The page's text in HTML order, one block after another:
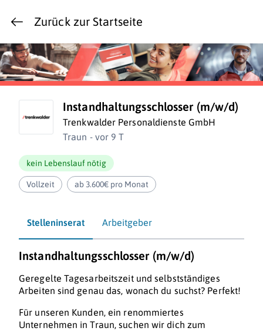
Zurück zur Startseite
Instandhaltungsschlosser (m/w/d)
Trenkwalder Personaldienste GmbH
Traun - vor 9 T
kein Lebenslauf nötig
Vollzeit ab 3.600€ pro Monat
Stelleninserat Arbeitgeber
Instandhaltungsschlosser (m/w/d)
Geregelte Tagesarbeitszeit und selbstständiges
Arbeiten sind genau das, wonach du suchst? Perfekt!
Für unseren Kunden, ein renommiertes
Unternehmen in Traun, suchen wir dich zum